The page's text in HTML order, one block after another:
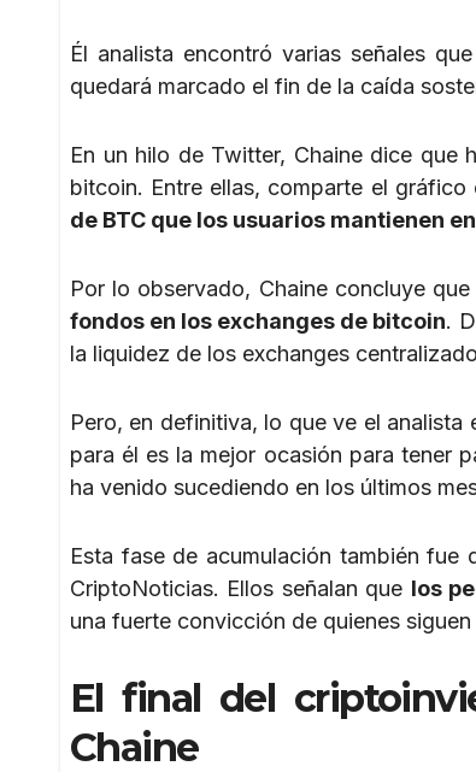
Él analista encontró varias señales
quedará marcado el fin de la caída
En un hilo de Twitter, Chaine dice que
bitcoin. Entre ellas, comparte el
de BTC que los usuarios mantienen
Por lo observado, Chaine concluye
fondos en los exchanges de bitcoin.
la liquidez de los exchanges
Pero, en definitiva, lo que ve el
para él es la mejor ocasión para tener
ha venido sucediendo en los últimos
Esta fase de acumulación también
CriptoNoticias. Ellos señalan que los
una fuerte convicción de quienes
El final del
Chaine